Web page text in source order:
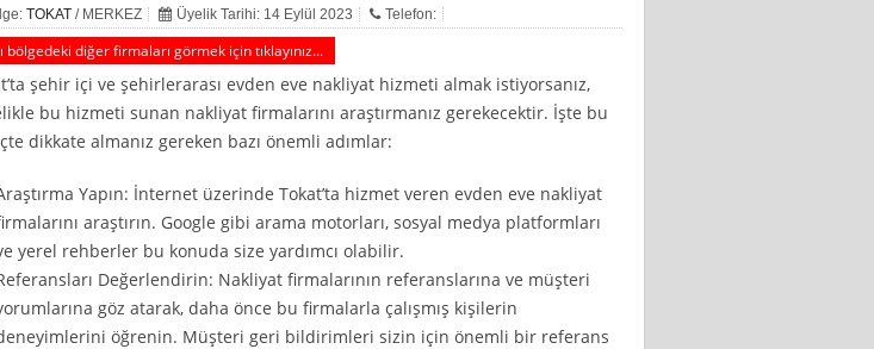
TOKAT/ MERKEZ Üyelik Tarihi: 14 Eylül 2023 Telefon:
bölgedeki diğer firmaları görmek için tıklayınız...
şehir içi ve şehirlerarası evden eve nakliyat hizmeti almak istiyorsanız,
bu hizmeti sunan nakliyat firmalarını araştırmanız gerekecektir. İşte bu
dikkate almanız gereken bazı önemli adımlar:
Yapın: İnternet üzerinde Tokat’ta hizmet veren evden eve nakliyat
araştırın. Google gibi arama motorları, sosyal medya platformları
yerel rehberler bu konuda size yardımcı olabilir.
Değerlendirin: Nakliyat firmalarının referanslarına ve müşteri
göz atarak, daha önce bu firmalarla çalışmış kişilerin
öğrenin. Müşteri geri bildirimleri sizin için önemli bir referans